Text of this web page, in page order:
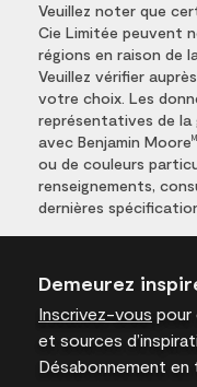
Veuillez noter que
Cie Limitée peuvent
régions en raison de
Veuillez vérifier
votre choix. Les
représentatives de la
avec Benjamin Moore
ou de couleurs
renseignements,
dernières
Demeurez
Inscrivez-vous pour
et sources
Désabonnement